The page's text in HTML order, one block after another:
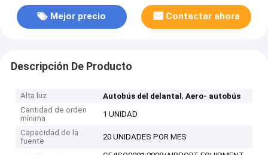
Mejor precio Contactar ahora
Descripción De Producto
Alta luz Autobús del delantal,Aero- autobús
Cantidad de orden
mínima
1 UNIDAD
Capacidad de la
fuente
20 UNIDADES POR MES